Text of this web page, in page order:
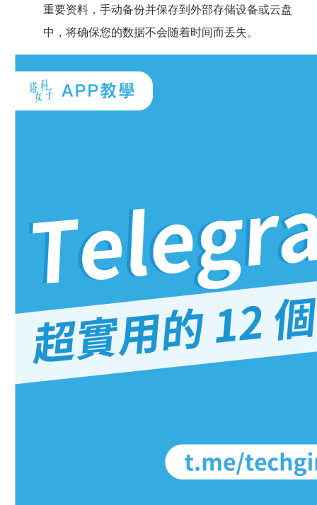
重要资料，手动备份并保存到外部存储设备或云盘
中，将确保您的数据不会随着时间而丢失。